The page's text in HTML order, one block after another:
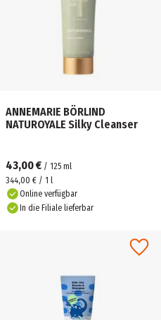
ANNEMARIE BÖRLIND
NATUROYALE Silky Cleanser
43,00 € / 125 ml
344,00 € / 1 l
Online verfügbar
In die Filiale lieferbar